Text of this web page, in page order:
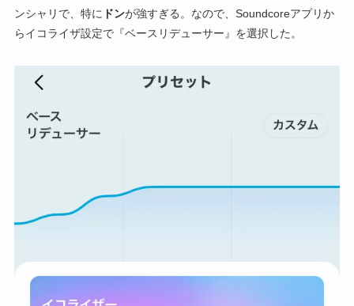
ンシャリで、特に ドンが強すぎる。なので、Soundcoreアプリか
らイコライザ設定で『ベースリデューサー』を選択した。